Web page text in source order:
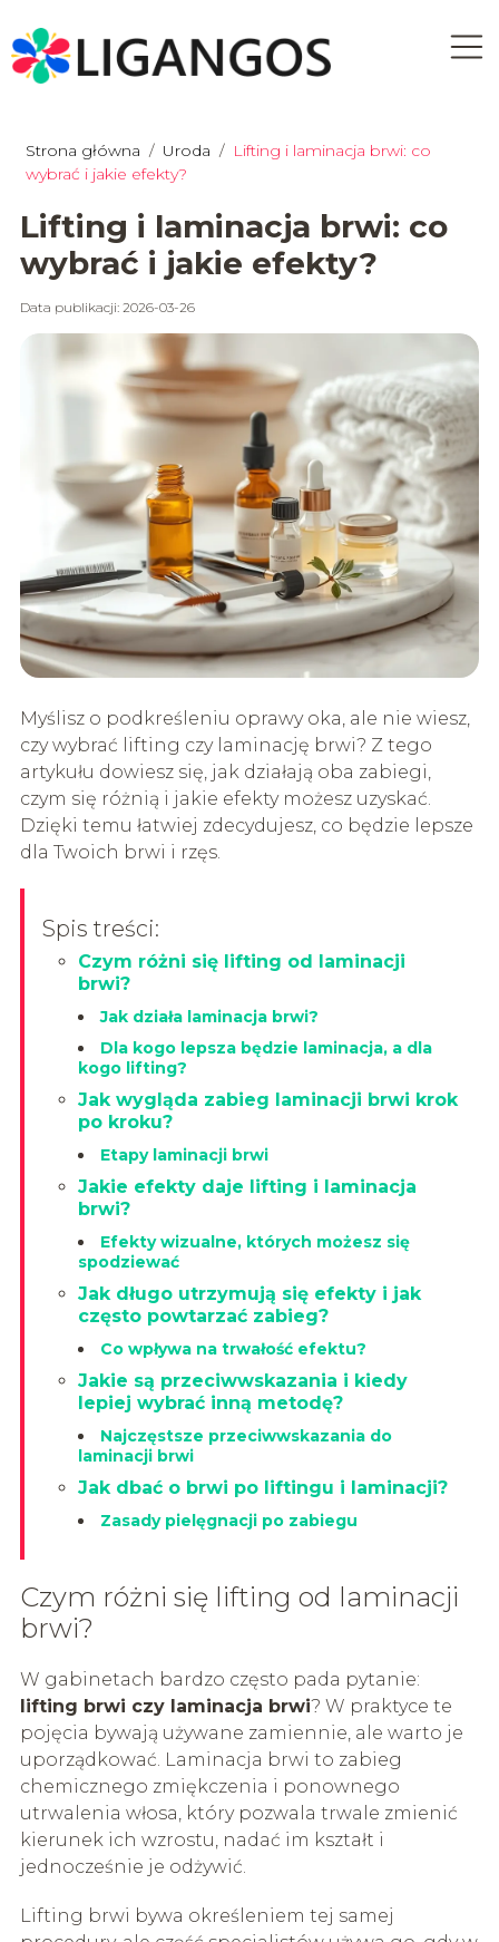
Strona główna / Uroda / Lifting i laminacja brwi: co
wybrać i jakie efekty?
Lifting i laminacja brwi: co
wybrać i jakie efekty?
Data publikacji: 2026-03-26
Myślisz o podkreśleniu oprawy oka, ale nie wiesz,
czy wybrać lifting czy laminację brwi? Z tego
artykułu dowiesz się, jak działają oba zabiegi,
czym się różnią i jakie efekty możesz uzyskać.
Dzięki temu łatwiej zdecydujesz, co będzie lepsze
dla Twoich brwi i rzęs.
Spis treści:
Czym różni się lifting od laminacji
brwi?
Jak działa laminacja brwi?
Dla kogo lepsza będzie laminacja, a dla
kogo lifting?
Jak wygląda zabieg laminacji brwi krok
po kroku?
Etapy laminacji brwi
Jakie efekty daje lifting i laminacja
brwi?
Efekty wizualne, których możesz się
spodziewać
Jak długo utrzymują się efekty i jak
często powtarzać zabieg?
Co wpływa na trwałość efektu?
Jakie są przeciwwskazania i kiedy
lepiej wybrać inną metodę?
Najczęstsze przeciwwskazania do
laminacji brwi
Jak dbać o brwi po liftingu i laminacji?
Zasady pielęgnacji po zabiegu
Czym różni się lifting od laminacji
brwi?
W gabinetach bardzo często pada pytanie:
lifting brwi czy laminacja brwi? W praktyce te
pojęcia bywają używane zamiennie, ale warto je
uporządkować. Laminacja brwi to zabieg
chemicznego zmiękczenia i ponownego
utrwalenia włosa, który pozwala trwale zmienić
kierunek ich wzrostu, nadać im kształt i
jednocześnie je odżywić.
Lifting brwi bywa określeniem tej samej